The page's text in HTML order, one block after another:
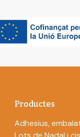
Productes
Adhesius,